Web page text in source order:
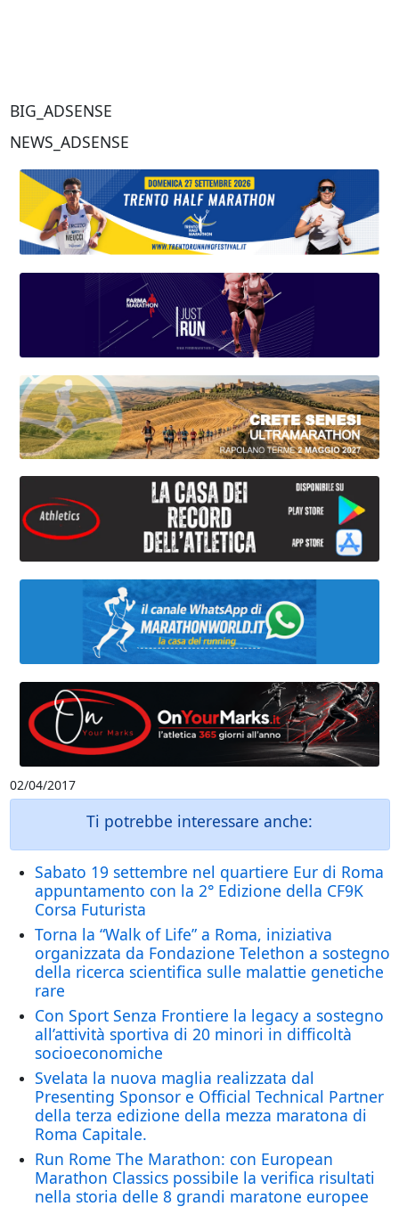
BIG_ADSENSE
NEWS_ADSENSE
02/04/2017
Ti potrebbe interessare anche:
Sabato 19 settembre nel quartiere Eur di Roma
appuntamento con la 2° Edizione della CF9K
Corsa Futurista
Torna la “Walk of Life” a Roma, iniziativa
organizzata da Fondazione Telethon a sostegno
della ricerca scientifica sulle malattie genetiche
rare
Con Sport Senza Frontiere la legacy a sostegno
all’attività sportiva di 20 minori in difficoltà
socioeconomiche
Svelata la nuova maglia realizzata dal
Presenting Sponsor e Official Technical Partner
della terza edizione della mezza maratona di
Roma Capitale.
Run Rome The Marathon: con European
Marathon Classics possibile la verifica risultati
nella storia delle 8 grandi maratone europee